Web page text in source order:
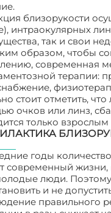
близорукости
интраокулярных
так и свои
образом, чтобы
современная
терапии:
стоит отметить,
очков или линз,
только
годы
современный
люди.
и не
правильного